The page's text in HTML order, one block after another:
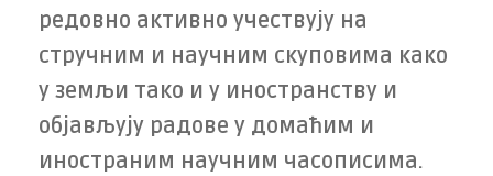
редовно активно учествују на
стручним и научним скуповима како
у земљи тако и у иностранству и
објављују радове у домаћим и
иностраним научним часописима.